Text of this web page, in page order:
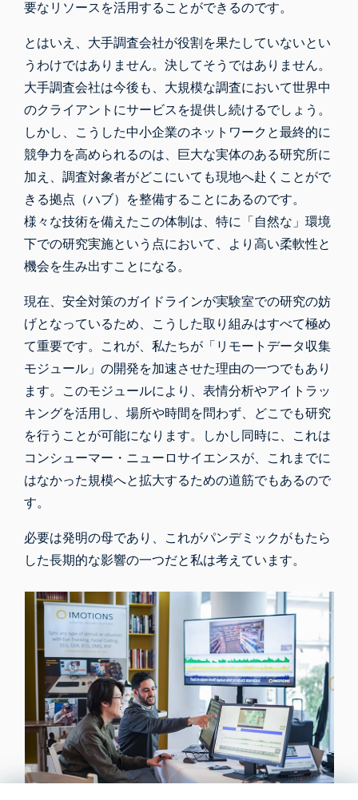
要なリソースを活用することができるのです。
とはいえ、大手調査会社が役割を果たしていないとい
うわけではありません。決してそうではありません。
大手調査会社は今後も、大規模な調査において世界中
のクライアントにサービスを提供し続けるでしょう。
しかし、こうした中小企業のネットワークと最終的に
競争力を高められるのは、巨大な実体のある研究所に
加え、調査対象者がどこにいても現地へ赴くことがで
きる拠点（ハブ）を整備することにあるのです。
様々な技術を備えたこの体制は、特に「自然な」環境
下での研究実施という点において、より高い柔軟性と
機会を生み出すことになる。
現在、安全対策のガイドラインが実験室での研究の妨
げとなっているため、こうした取り組みはすべて極め
て重要です。これが、私たちが 「リモートデータ収集
モジュール」の開発を加速させた理由の一つでもあり
ます。このモジュールにより、表情分析やアイトラッ
キングを活用し、場所や時間を問わず、どこでも研究
を行うことが可能になります。しかし同時に、これは
コンシューマー・ニューロサイエンスが、これまでに
はなかった規模へと拡大するための道筋でもあるので
す。
必要は発明の母であり、これがパンデミックがもたら
した長期的な影響の一つだと私は考えています。